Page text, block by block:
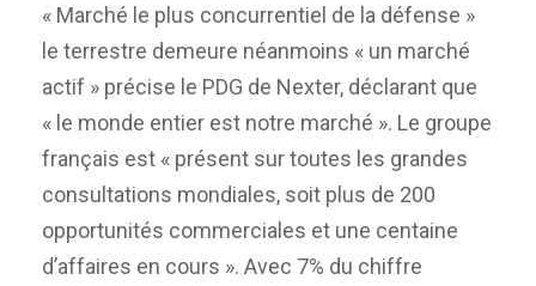
« Marché le plus concurrentiel de la défense »
le terrestre demeure néanmoins « un marché
actif » précise le PDG de Nexter, déclarant que
« le monde entier est notre marché ». Le groupe
français est « présent sur toutes les grandes
consultations mondiales, soit plus de 200
opportunités commerciales et une centaine
d’affaires en cours ». Avec 7% du chiffre